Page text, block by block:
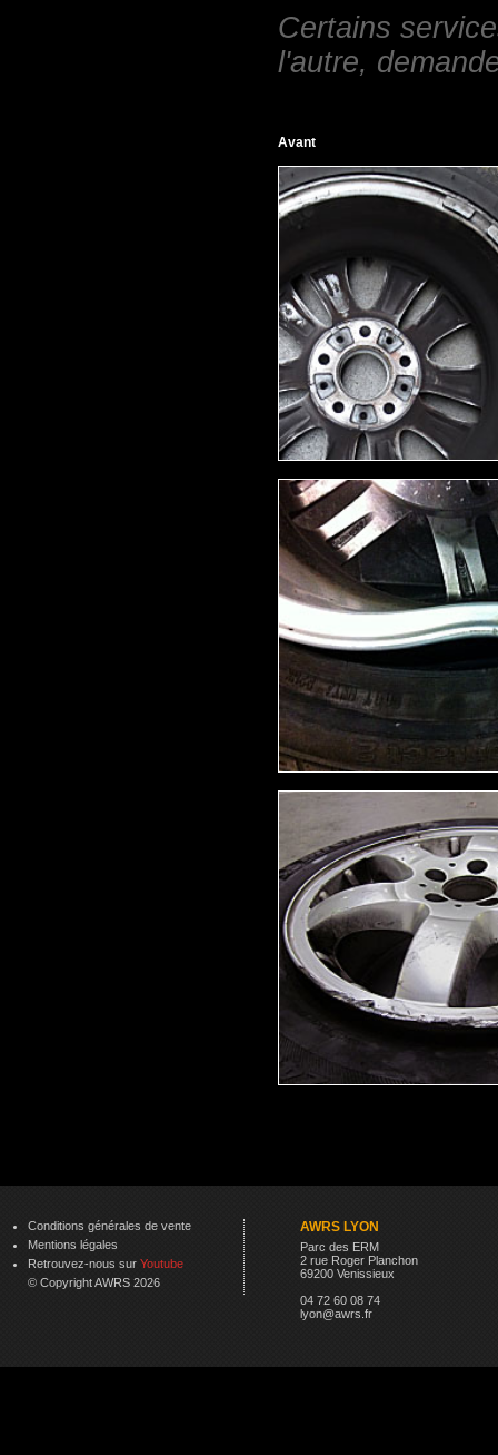
Certains
l'autre,
Avant
Conditions générales de vente
Mentions légales
Retrouvez-nous sur Youtube
© Copyright AWRS 2026
AWRS LYON
Parc des ERM
2 rue Roger Planchon
69200 Venissieux
04 72 60 08 74
lyon@awrs.fr